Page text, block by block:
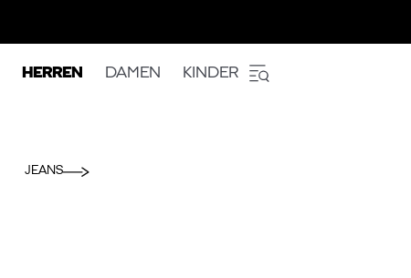
HERREN DAMEN KINDER
JEANS